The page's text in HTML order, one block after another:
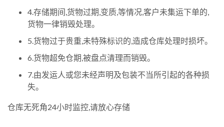
4.存储期间,货物过期,变质,等情况,客户未集运下单的,
货物一律销毁处理。
5.货物过于贵重,未特殊标识的,造成仓库处理时损坏。
6.货物超免仓期,被盘点清理而销毁。
7.由发运人或您未经声明及包装不当所引起的各种损
失。
仓库无死角24小时监控,请放心存储